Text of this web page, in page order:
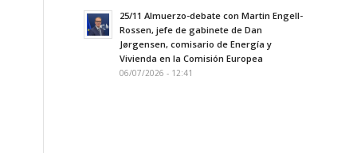
25/11 Almuerzo-debate con Martin Engell-
Rossen, jefe de gabinete de Dan
Jørgensen, comisario de Energía y
Vivienda en la Comisión Europea
06/07/2026 - 12:41